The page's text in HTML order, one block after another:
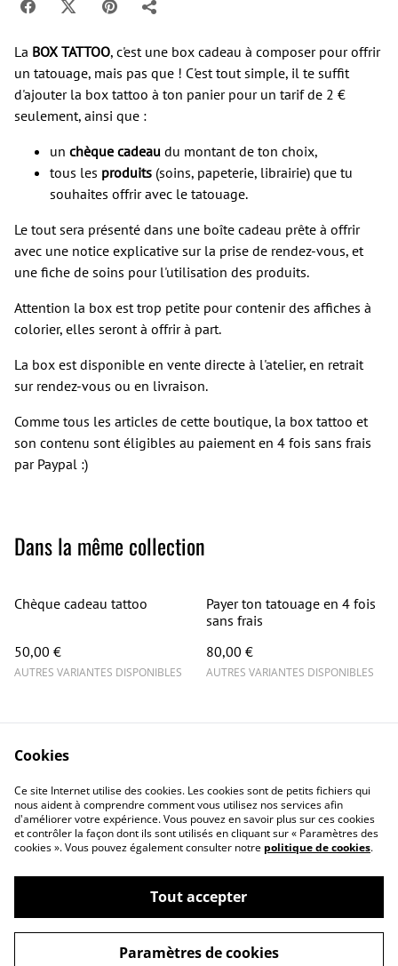
La BOX TATTOO, c'est une box cadeau à composer pour offrir
un tatouage, mais pas que ! C'est tout simple, il te suffit
d'ajouter la box tattoo à ton panier pour un tarif de 2 €
seulement, ainsi que :
un chèque cadeau du montant de ton choix,
tous les produits (soins, papeterie, librairie) que tu
souhaites offrir avec le tatouage.
Le tout sera présenté dans une boîte cadeau prête à offrir
avec une notice explicative sur la prise de rendez-vous, et
une fiche de soins pour l'utilisation des produits.
Attention la box est trop petite pour contenir des affiches à
colorier, elles seront à offrir à part.
La box est disponible en vente directe à l'atelier, en retrait
sur rendez-vous ou en livraison.
Comme tous les articles de cette boutique, la box tattoo et
son contenu sont éligibles au paiement en 4 fois sans frais
par Paypal :)
Dans la même collection
Chèque cadeau tattoo
50,00 €
AUTRES VARIANTES DISPONIBLES
Payer ton tatouage en 4 fois
sans frais
80,00 €
AUTRES VARIANTES DISPONIBLES
Contact
Conditions générales
Politique de
confidentialité
Politique de cookies
Cookies
Ce site Internet utilise des cookies. Les cookies sont de petits fichiers qui
nous aident à comprendre comment vous utilisez nos services afin
d'améliorer votre expérience. Vous pouvez en savoir plus sur ces cookies
et contrôler la façon dont ils sont utilisés en cliquant sur « Paramètres des
cookies ». Vous pouvez également consulter notre politique de cookies.
Tout accepter
Paramètres de cookies